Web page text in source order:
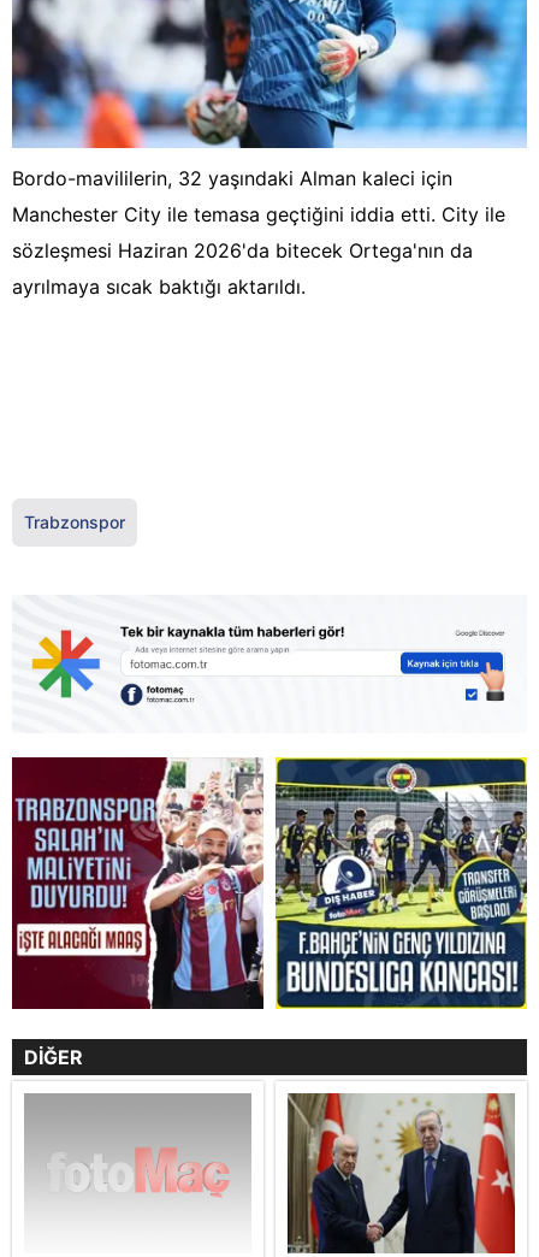
Bordo-mavililerin, 32 yaşındaki Alman kaleci için
Manchester City ile temasa geçtiğini iddia etti. City ile
sözleşmesi Haziran 2026'da bitecek Ortega'nın da
ayrılmaya sıcak baktığı aktarıldı.
Trabzonspor
DİĞER